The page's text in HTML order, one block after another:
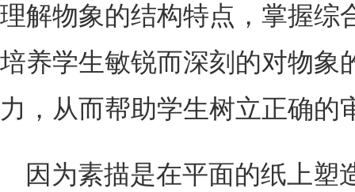
理解物象的结构特点，掌握综
培养学生敏锐而深刻的对物象
力，从而帮助学生树立正确的
因为素描是在平面的纸上塑